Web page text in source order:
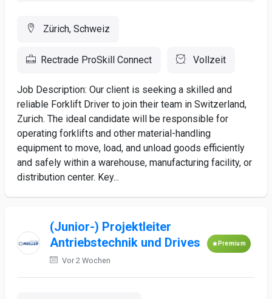
Zürich, Schweiz
Rectrade ProSkill Connect Vollzeit
Job Description: Our client is seeking a skilled and
reliable Forklift Driver to join their team in Switzerland,
Zurich. The ideal candidate will be responsible for
operating forklifts and other material-handling
equipment to move, load, and unload goods efficiently
and safely within a warehouse, manufacturing facility, or
distribution center. Key...
(Junior-) Projektleiter
Antriebstechnik und Drives
Premium
Vor 2 Wochen